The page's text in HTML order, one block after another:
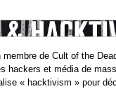
de Cult of the
hackers et média de
« hacktivism » pour